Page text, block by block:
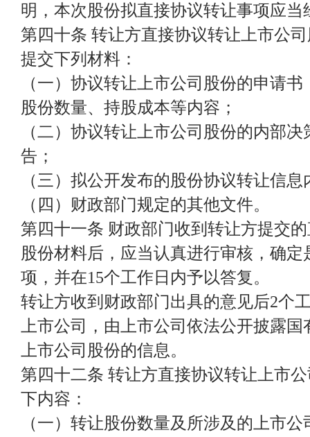
明，本次股份拟直接协议转让事项应当
第四十条 转让方直接协议转让上市公
提交下列材料：
（一）协议转让上市公司股份的申请
股份数量、持股成本等内容；
（二）协议转让上市公司股份的内部
告；
（三）拟公开发布的股份协议转让信息
（四）财政部门规定的其他文件。
第四十一条 财政部门收到转让方提交
股份材料后，应当认真进行审核，确
项，并在15个工作日内予以答复。
转让方收到财政部门出具的意见后2个
上市公司，由上市公司依法公开披露
上市公司股份的信息。
第四十二条 转让方直接协议转让上市
下内容：
（一）转让股份数量及所涉及的上市